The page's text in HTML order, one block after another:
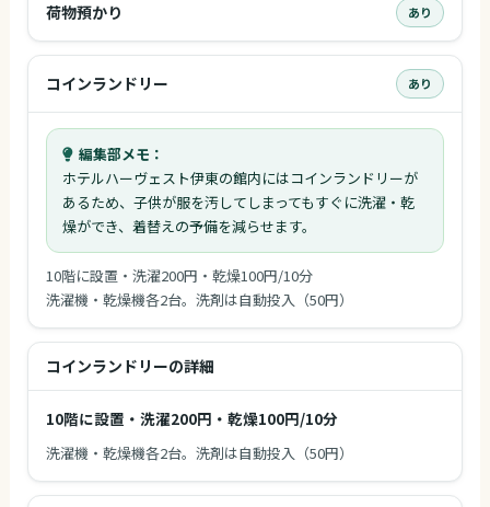
荷物預かり あり
コインランドリー あり
編集部メモ：
ホテルハーヴェスト伊東の館内にはコインランドリーが
あるため、子供が服を汚してしまってもすぐに洗濯・乾
燥ができ、着替えの予備を減らせます。
10階に設置・洗濯200円・乾燥100円/10分
洗濯機・乾燥機各2台。洗剤は自動投入（50円）
コインランドリーの詳細
10階に設置・洗濯200円・乾燥100円/10分
洗濯機・乾燥機各2台。洗剤は自動投入（50円）